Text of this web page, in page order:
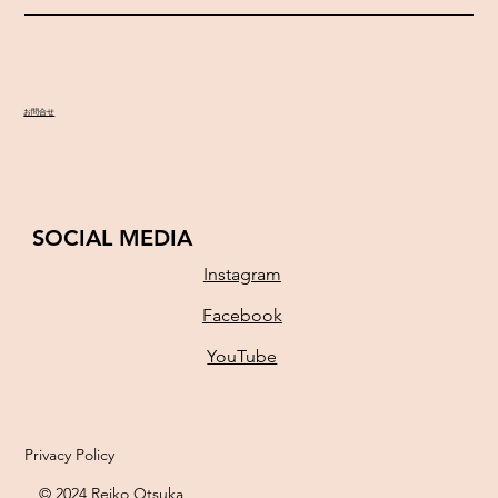
お問合せ
SOCIAL MEDIA
Instagram
Facebook
YouTube
Privacy Policy
© 2024 Reiko Otsuka